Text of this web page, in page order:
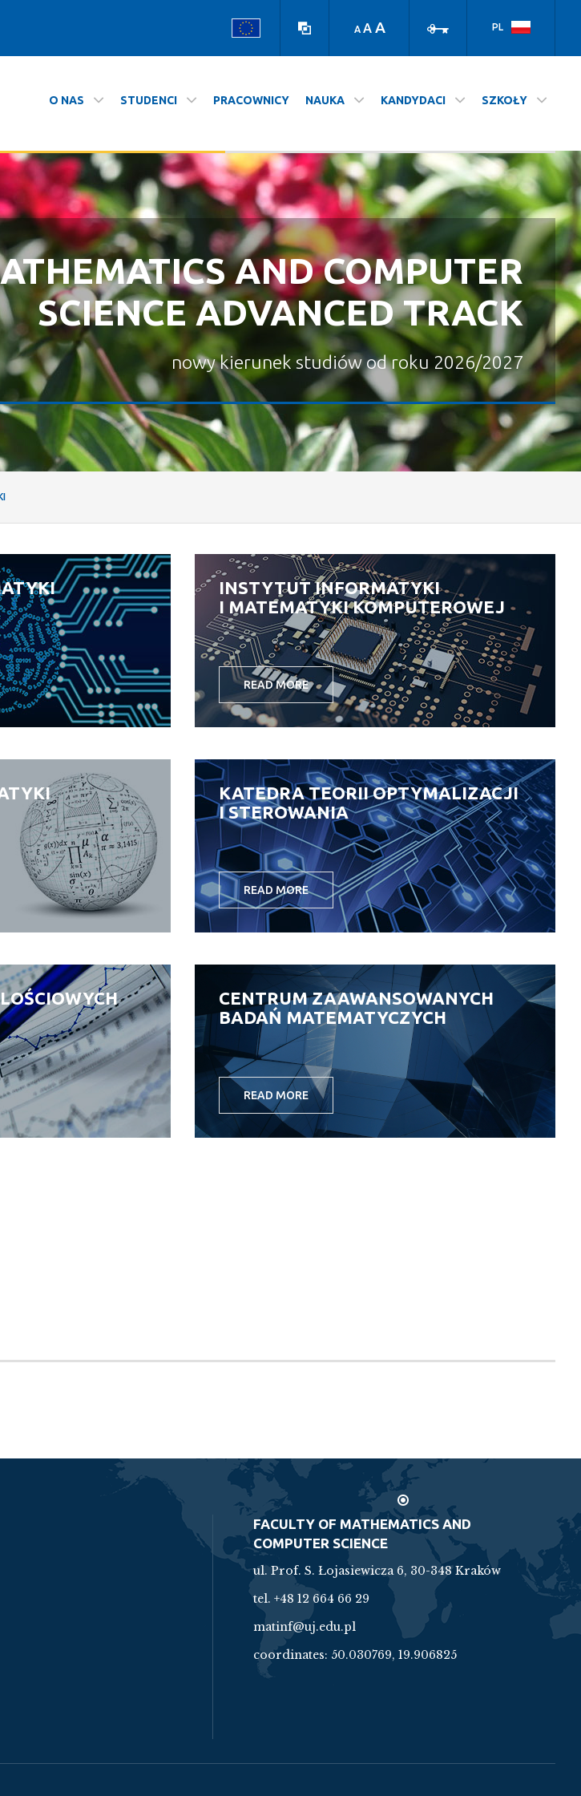
version
A A A
PL
O NAS STUDENCI PRACOWNICY NAUKA KANDYDACI SZKOŁY
AND COMPUTER
SCIENCE ADVANCED TRACK
nowy kierunek studiów od roku 2026/2027
NA NASZ WYDZIAŁ
STUDIUJ NA UJ
INSTYTUT INFORMATYKI
I MATEMATYKI KOMPUTEROWEJ
READ MORE
KATEDRA TEORII OPTYMALIZACJI
I STEROWANIA
READ MORE
CENTRUM ZAAWANSOWANYCH
BADAŃ MATEMATYCZYCH
READ MORE
FACULTY OF MATHEMATICS AND
COMPUTER SCIENCE
ul. Prof. S. Łojasiewicza 6, 30-348 Kraków
tel. +48 12 664 66 29
matinf@uj.edu.pl
coordinates: 50.030769, 19.906825